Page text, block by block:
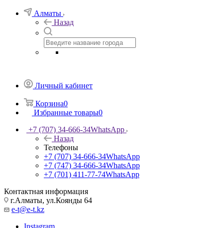
Алматы
Назад
Личный кабинет
Корзина0
Избранные товары0
+7 (707) 34-666-34WhatsApp
Назад
Телефоны
+7 (707) 34-666-34WhatsApp
+7 (747) 34-666-34WhatsApp
+7 (701) 411-77-74WhatsApp
Контактная информация
г.Алматы, ул.Коянды 64
e-t@e-t.kz
Instagram